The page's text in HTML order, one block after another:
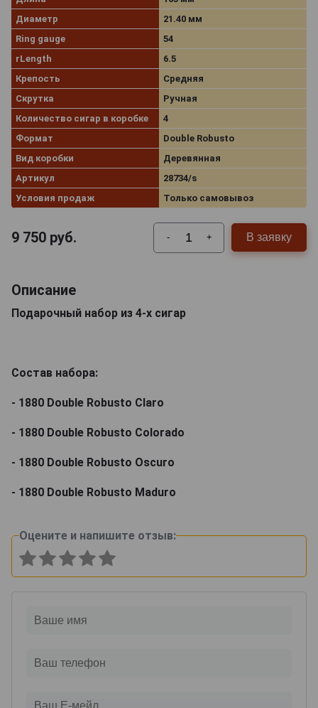
Диаметр
21.40 мм
Ring gauge
54
rLength
6.5
Крепость
Средняя
Скрутка
Ручная
Количество сигар в коробке
4
Формат
Double Robusto
Вид коробки
Деревянная
Артикул
28734/s
Условия продаж
Только самовывоз
9 750 руб. - + В заявку
Описание
Подарочный набор из 4-х сигар
Состав набора:
- 1880 Double Robusto Claro
- 1880 Double Robusto Colorado
- 1880 Double Robusto Oscuro
- 1880 Double Robusto Maduro
Оцените и напишите отзыв: